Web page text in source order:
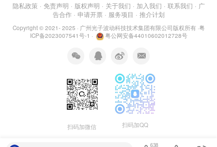
隐私政策 · 免责声明 · 版权声明 · 关于我们 · 加入我们 · 联系我们 · 广
告合作 · 申请开票 · 服务项目 · 推介计划
Copyright © 2021- 2025 · 广州光子波动科技技术集团有限公司版权所有·粤
ICP备2023007541号-1 · 粤公网安备44010602012728号
扫码加微信 扫码加QQ
638